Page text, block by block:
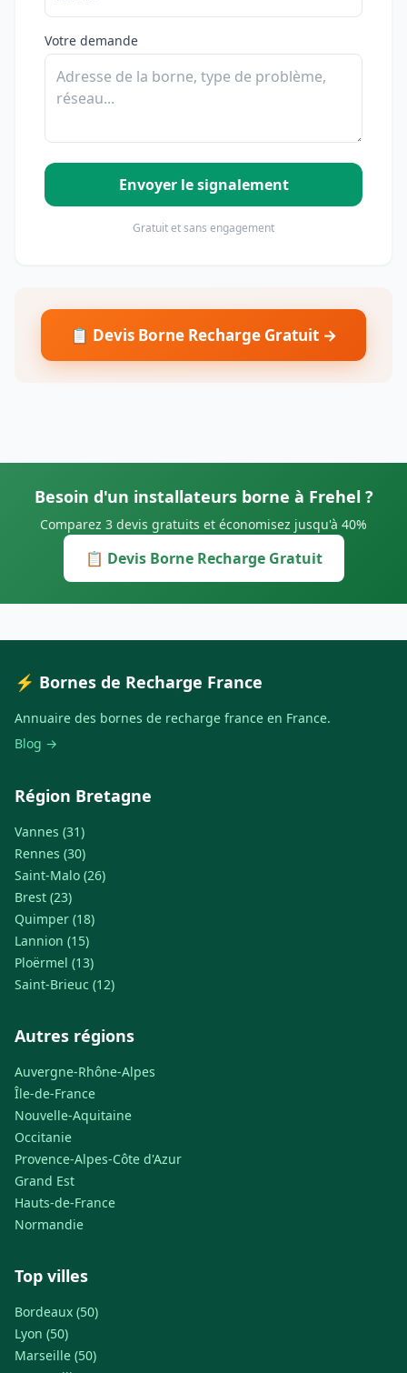
Votre demande
Envoyer le signalement
Gratuit et sans engagement
📋 Devis Borne Recharge Gratuit →
Besoin d'un installateurs borne à Frehel ?
Comparez 3 devis gratuits et économisez jusqu'à 40%
📋 Devis Borne Recharge Gratuit
⚡ Bornes de Recharge France
Annuaire des bornes de recharge france en France.
Blog →
Région Bretagne
Vannes (31)
Rennes (30)
Saint-Malo (26)
Brest (23)
Quimper (18)
Lannion (15)
Ploërmel (13)
Saint-Brieuc (12)
Autres régions
Auvergne-Rhône-Alpes
Île-de-France
Nouvelle-Aquitaine
Occitanie
Provence-Alpes-Côte d'Azur
Grand Est
Hauts-de-France
Normandie
Top villes
Bordeaux (50)
Lyon (50)
Marseille (50)